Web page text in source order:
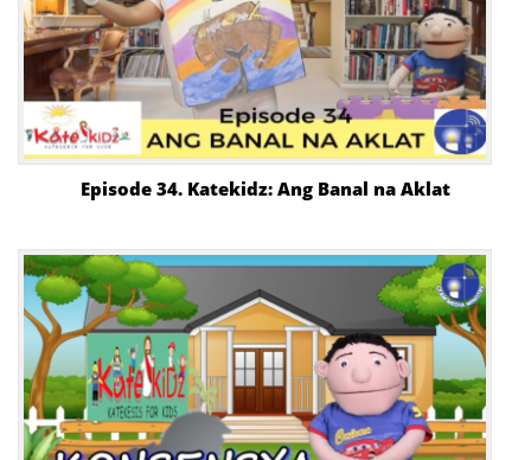
Episode 34. Katekidz: Ang Banal na Aklat